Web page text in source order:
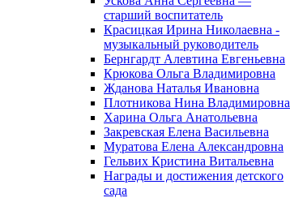
старший воспитатель
Красицкая Ирина Николаевна -
музыкальный руководитель
Бернгардт Алевтина Евгеньевна
Крюкова Ольга Владимировна
Жданова Наталья Ивановна
Плотникова Нина Владимировна
Харина Ольга Анатольевна
Закревская Елена Васильевна
Муратова Елена Александровна
Гельвих Кристина Витальевна
Награды и достижения детского
сада